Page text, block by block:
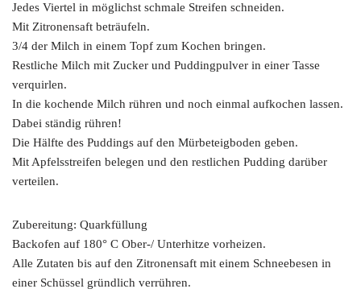
Jedes Viertel in möglichst schmale Streifen schneiden.
Mit Zitronensaft beträufeln.
3/4 der Milch in einem Topf zum Kochen bringen.
Restliche Milch mit Zucker und Puddingpulver in einer Tasse
verquirlen.
In die kochende Milch rühren und noch einmal aufkochen lassen.
Dabei ständig rühren!
Die Hälfte des Puddings auf den Mürbeteigboden geben.
Mit Apfelsstreifen belegen und den restlichen Pudding darüber
verteilen.
Zubereitung: Quarkfüllung
Backofen auf 180° C Ober-/ Unterhitze vorheizen.
Alle Zutaten bis auf den Zitronensaft mit einem Schneebesen in
einer Schüssel gründlich verrühren.